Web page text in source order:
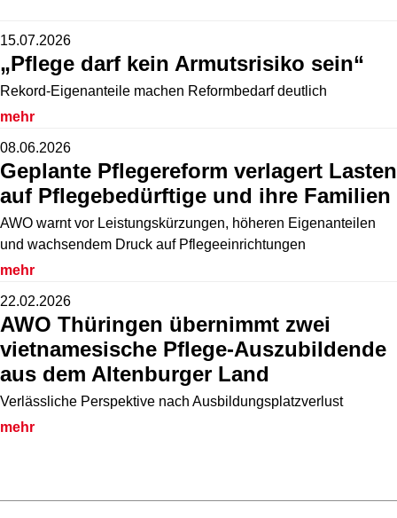
15.07.2026
„Pflege darf kein Armutsrisiko sein“
Rekord-Eigenanteile machen Reformbedarf deutlich
mehr
08.06.2026
Geplante Pflegereform verlagert Lasten
auf Pflegebedürftige und ihre Familien
AWO warnt vor Leistungskürzungen, höheren Eigenanteilen
und wachsendem Druck auf Pflegeeinrichtungen
mehr
22.02.2026
AWO Thüringen übernimmt zwei
vietnamesische Pflege-Auszubildende
aus dem Altenburger Land
Verlässliche Perspektive nach Ausbildungsplatzverlust
mehr